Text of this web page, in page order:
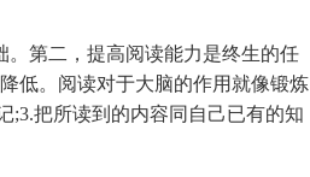
第二，提高阅读能力是终生的任
低。阅读对于大脑的作用就像锻炼
;3.把所读到的内容同自己已有的知